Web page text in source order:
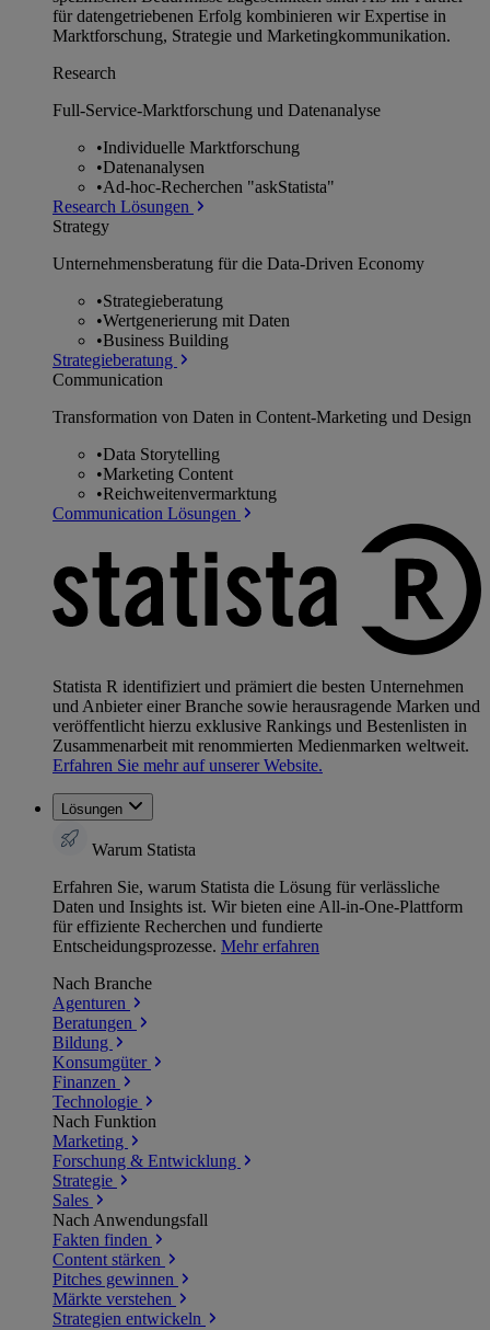
für datengetriebenen Erfolg kombinieren wir Expertise in
Marktforschung, Strategie und Marketingkommunikation.
Research
Full-Service-Marktforschung und Datenanalyse
•Individuelle Marktforschung
•Datenanalysen
•Ad-hoc-Recherchen "askStatista"
Research Lösungen
Strategy
Unternehmens­beratung für die Data-Driven Economy
•Strategieberatung
•Wertgenerierung mit Daten
•Business Building
Strategieberatung
Communication
Transformation von Daten in Content-Marketing und Design
•Data Storytelling
•Marketing Content
•Reichweitenvermarktung
Communication Lösungen
Statista R identifiziert und prämiert die besten Unternehmen
und Anbieter einer Branche sowie herausragende Marken und
veröffentlicht hierzu exklusive Rankings und Bestenlisten in
Zusammenarbeit mit renommierten Medienmarken weltweit.
Erfahren Sie mehr auf unserer Website.
Lösungen
Warum Statista
Erfahren Sie, warum Statista die Lösung für verlässliche
Daten und Insights ist. Wir bieten eine All-in-One-Plattform
für effiziente Recherchen und fundierte
Entscheidungsprozesse. Mehr erfahren
Nach Branche
Agenturen
Beratungen
Bildung
Konsumgüter
Finanzen
Technologie
Nach Funktion
Marketing
Forschung & Entwicklung
Strategie
Sales
Nach Anwendungsfall
Fakten finden
Content stärken
Pitches gewinnen
Märkte verstehen
Strategien entwickeln